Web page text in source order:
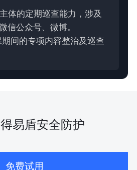
体的定期巡查能力，涉及
信公众号、微博。
间的专项内容整治及巡查
易盾安全防护
免费试用